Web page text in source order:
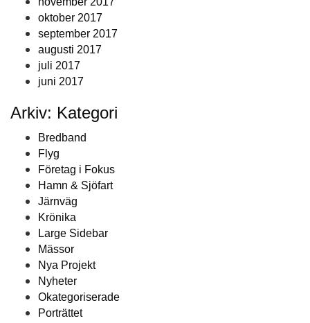
oktober 2017
september 2017
augusti 2017
juli 2017
juni 2017
Arkiv: Kategori
Bredband
Flyg
Företag i Fokus
Hamn & Sjöfart
Järnväg
Krönika
Large Sidebar
Mässor
Nya Projekt
Nyheter
Okategoriserade
Porträttet